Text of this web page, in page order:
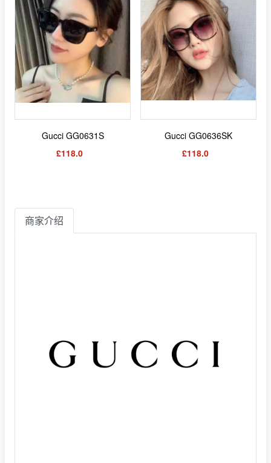
Gucci GG0631S
£118.0
Gucci GG0636SK
£118.0
商家介绍